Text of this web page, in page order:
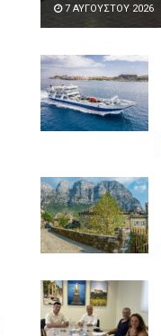
7 ΑΥΓΟΎΣΤΟΥ 2026